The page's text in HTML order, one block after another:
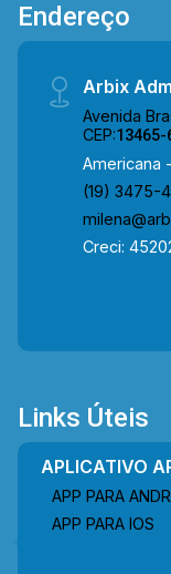
Endereço
Arbix
Avenida
CEP:13465-
Americana
(19) 3475-
Creci:
Links Úteis
APLICATIVO
APP PARA
APP PARA IOS